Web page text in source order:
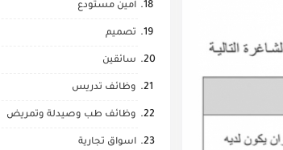
امين مستودع
تصميم
سائقين
وظائف تدريس
وظائف طب وصيدلة وتمريض
اسواق تجارية